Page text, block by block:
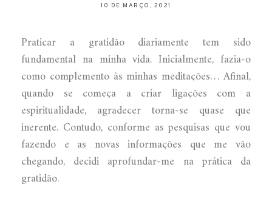
10 DE MARÇO, 2021
Praticar a gratidão diariamente tem sido
fundamental na minha vida. Inicialmente, fazia-o
como complemento às minhas meditações… Afinal,
quando se começa a criar ligações com a
espiritualidade, agradecer torna-se quase que
inerente. Contudo, conforme as pesquisas que vou
fazendo e as novas informações que me vão
chegando, decidi aprofundar-me na prática da
gratidão.